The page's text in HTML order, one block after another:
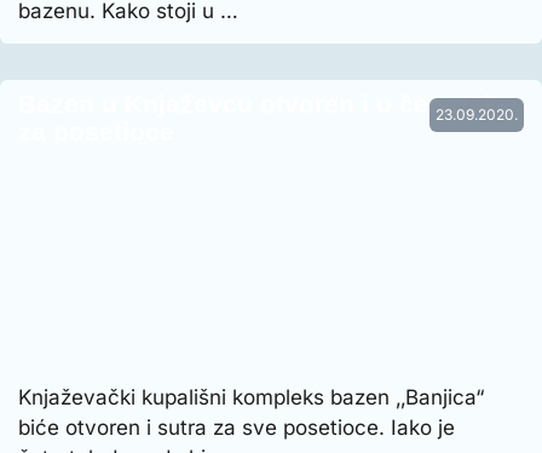
bazenu. Kako stoji u …
23.09.2020.
Bazen u Knjaževcu otvoren i u četvrtak
Knjaževački kupališni kompleks bazen ‚‚Banjica“
biće otvoren i sutra za sve posetioce. Iako je